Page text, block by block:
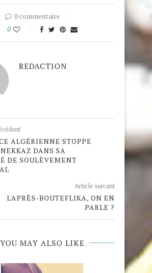
0 commentaire
0
REDACTION
ALGÉRIENNE STOPPE
DANS SA
DE SOULÈVEMENT
Article suivant
L'APRÈS-BOUTEFLIKA, ON EN
PARLE ?
YOU MAY ALSO LIKE